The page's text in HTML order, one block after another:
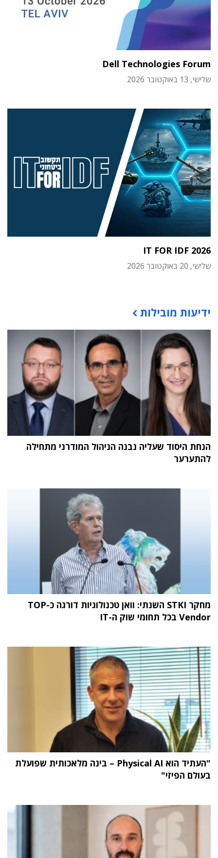
Dell Technologies Forum
שלישי, 13 באוקטובר 2026
IT FOR IDF 2026
שלישי, 20 באוקטובר 2026
ידיעות מובילות
הנחת היסוד שעליה נבנה הניהול המודרני מתחילה
להתערער
מחקר STKI השנתי: וואן טכנולוגיות דורגה כ-TOP
Vendor בכל תחומי שוק ה-IT
"העתיד הוא Physical AI – בינה מלאכותית שפועלת
בעולם הפיזי"